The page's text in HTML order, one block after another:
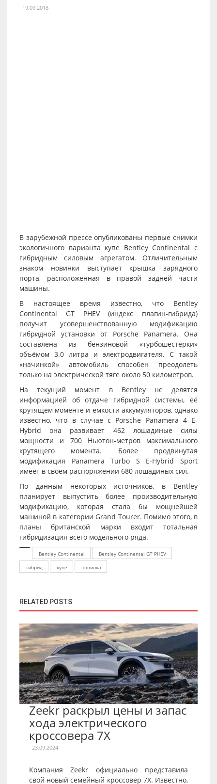
19.09.2018
В зарубежной прессе опубликованы первые снимки
экологичного варианта купе Bentley Continental с
гибридным силовым агрегатом. Отличительным
знаком новинки выступает крышка зарядного
порта, расположенная в правой задней части
машины.
В настоящее время известно, что Bentley
Continental GT PHEV (индекс плагин-гибрида)
получит усовершенствованную модификацию
гибридной установки от Porsche Panamera. Она
составлена из бензиновой «турбошестёрки»
объёмом 3.0 литра и электродвигателя. С такой
«начинкой» автомобиль способен преодолеть
только на электрической тяге около 50 километров.
На текущий момент в Bentley не делятся
информацией об отдаче гибридной системы, её
крутящем моменте и ёмкости аккумуляторов, однако
известно, что в случае с Porsche Panamera 4 E-
Hybrid она развивает 462 лошадиные силы
мощности и 700 Ньютон-метров максимального
крутящего момента. Более продвинутая
модификация Panamera Turbo S E-Hybrid Sport
имеет в своём распоряжении 680 лошадиных сил.
По данным некоторых источников, в Bentley
планирует выпустить более производительную
модификацию, которая стала бы мощнейшей
машиной в категории Grand Tourer. Помимо этого, в
планы британской марки входит тотальная
гибридизация всего модельного ряда.
Bentley Continental
Bentley Continental GT PHEV
гибрид
купе новинка
RELATED POSTS
Zeekr раскрыл цены и запас
хода электрического
кроссовера 7X
23.09.2024
Компания Zeekr официально представила
свой новый семейный кроссовер 7X. Известно,